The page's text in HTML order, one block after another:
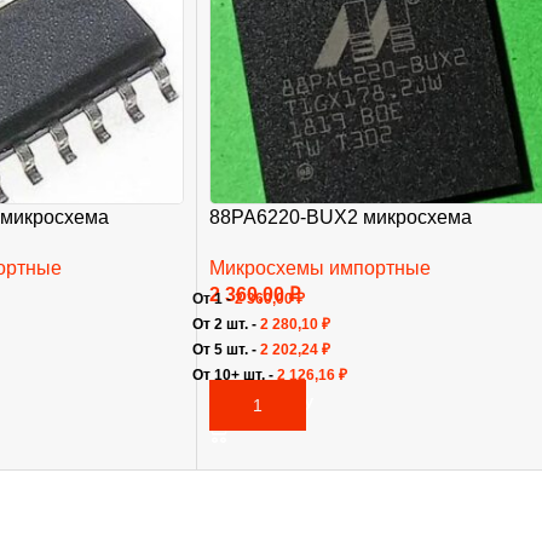
88PA6220-BUX2 микросхема
Микросхемы импортные
2 360,00₽
В КОРЗИНУ
От 1 -2 360,00₽
От 2 шт. - 2 280,10 ₽
От 5 шт. - 2 202,24 ₽
От 10+ шт. - 2 126,16 ₽